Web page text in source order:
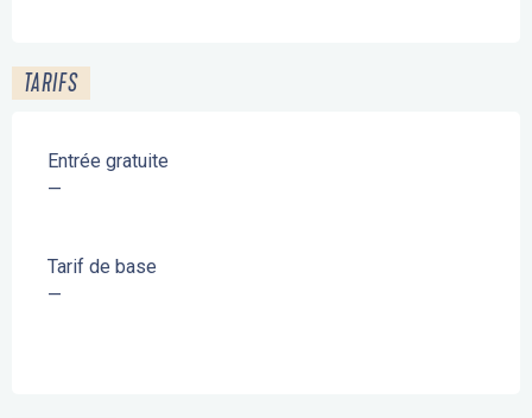
TARIFS
Entrée gratuite
—
Tarif de base
—